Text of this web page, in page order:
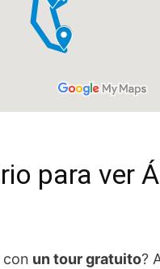
para ver
con un tour gratuito?